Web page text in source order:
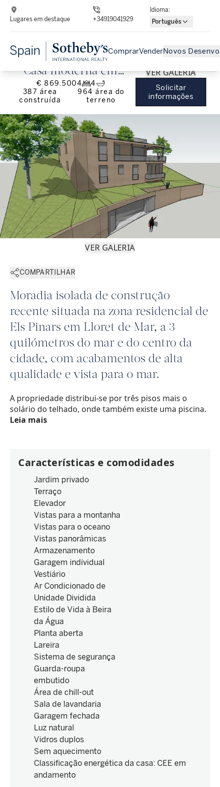
Lugares em destaque +34919041929
Idioma:
Português
ComprarVenderNovos
Casa moderna em
Lloret del Mar
€ 869.5004
4
387 área
construída
964 área do
terreno
VER GALERIA
Solicitar
informações
VER GALERIA
COMPARTILHAR
Moradia isolada de construção
recente situada na zona residencial de
Els Pinars em Lloret de Mar, a 3
quilómetros do mar e do centro da
cidade, com acabamentos de alta
qualidade e vista para o mar.
A propriedade distribui-se por três pisos mais o
solário do telhado, onde também existe uma piscina.
Leia mais
Características e comodidades
Jardim privado
Terraço
Elevador
Vistas para a montanha
Vistas para o oceano
Vistas panorâmicas
Armazenamento
Garagem individual
Vestiário
Ar Condicionado de
Unidade Dividida
Estilo de Vida à Beira
da Água
Planta aberta
Lareira
Sistema de segurança
Guarda-roupa
embutido
Área de chill-out
Sala de lavandaria
Garagem fechada
Luz natural
Vidros duplos
Sem aquecimento
Classificação energética da casa: CEE em
andamento